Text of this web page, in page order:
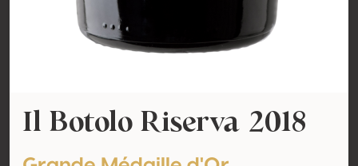
Il Botolo Riserva 2018